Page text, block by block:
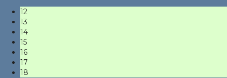
12
13
14
15
16
17
18